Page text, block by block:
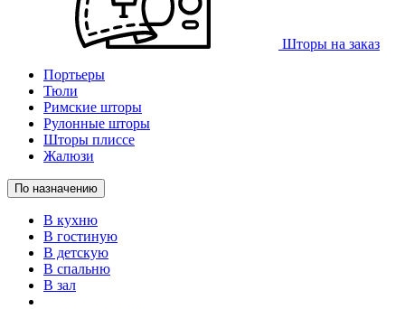
Шторы на заказ
Портьеры
Тюли
Римские шторы
Рулонные шторы
Шторы плиссе
Жалюзи
По назначению
В кухню
В гостиную
В детскую
В спальню
В зал